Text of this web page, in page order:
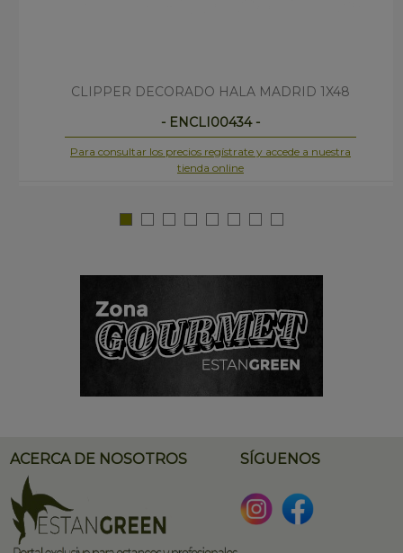
CLIPPER DECORADO HALA MADRID 1X48
- ENCLI00434 -
Para consultar los precios regístrate y accede a nuestra
tienda online
ACERCA DE NOSOTROS SÍGUENOS